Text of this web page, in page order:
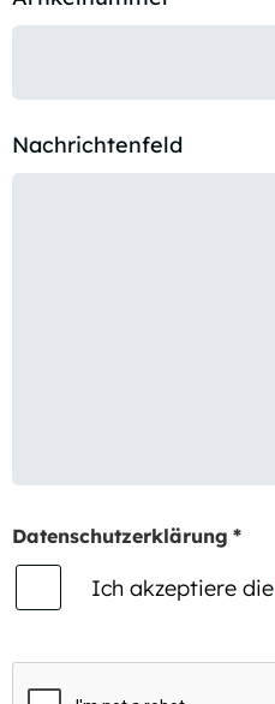
Nachrichtenfeld
Datenschutzerklärung *
Ich akzeptiere die